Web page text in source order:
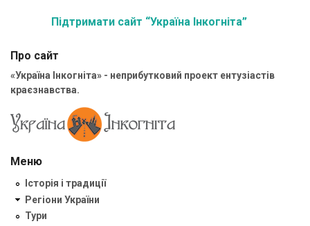
Підтримати сайт “Україна Інкогніта”
Про сайт
«Україна Інкогніта» - неприбутковий проект ентузіастів
краєзнавства.
Меню
Історія і традиції
Регіони України
Тури